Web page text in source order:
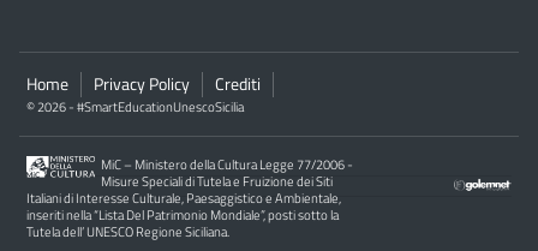
Home Privacy Policy Crediti
© 2026 - #SmartEducationUnescoSicilia
MiC – Ministero della Cultura Legge 77/2006 -
Misure Speciali di Tutela e Fruizione dei Siti
Italiani di Interesse Culturale, Paesaggistico e Ambientale,
inseriti nella “Lista Del Patrimonio Mondiale”, posti sotto la
Tutela dell’ UNESCO Regione Siciliana.